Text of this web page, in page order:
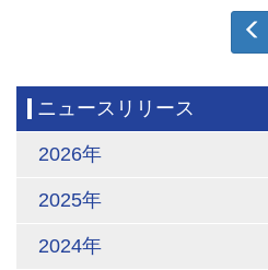
ニュースリリース
2026年
2025年
2024年